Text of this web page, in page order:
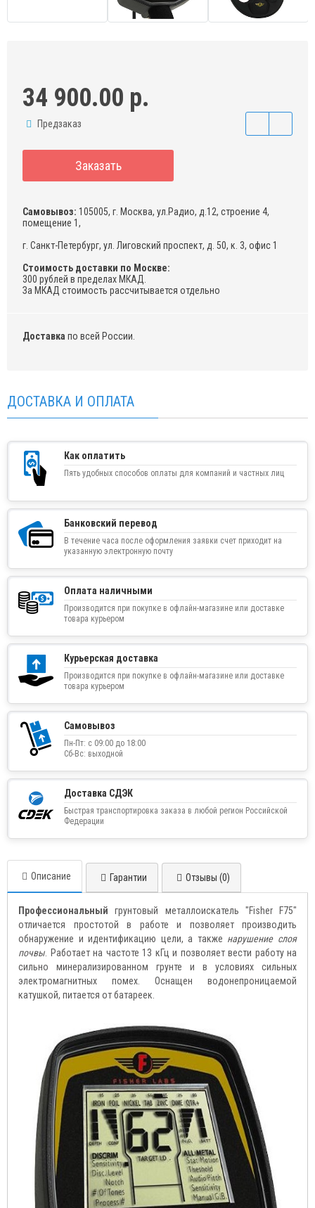
34 900.00 р.
Предзаказ
Заказать
Самовывоз: 105005, г. Москва, ул.Радио, д.12, строение 4,
помещение 1,
г. Санкт-Петербург, ул. Лиговский проспект, д. 50, к. 3, офис 1
Стоимость доставки по Москве:
300 рублей в пределах МКАД.
За МКАД стоимость рассчитывается отдельно
Доставка по всей России.
ДОСТАВКА И ОПЛАТА
Как оплатить
Пять удобных способов оплаты для компаний и частных лиц
Банковский перевод
В течение часа после оформления заявки счет приходит на
указанную электронную почту
Оплата наличными
Производится при покупке в офлайн-магазине или доставке
товара курьером
Курьерская доставка
Производится при покупке в офлайн-магазине или доставке
товара курьером
Самовывоз
Пн-Пт: с 09:00 до 18:00
Сб-Вс: выходной
Доставка СДЭК
Быстрая транспортировка заказа в любой регион Российской
Федерации
Описание Гарантии Отзывы (0)
Профессиональный грунтовый металлоискатель "Fisher F75"
отличается простотой в работе и позволяет производить
обнаружение и идентификацию цели, а также нарушение слоя
почвы . Работает на частоте 13 кГц и позволяет вести работу на
сильно минерализированном грунте и в условиях сильных
электромагнитных помех. Оснащен водонепроницаемой
катушкой, питается от батареек.